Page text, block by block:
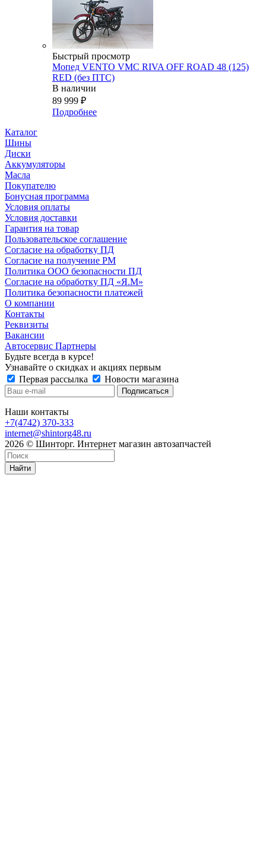
Быстрый просмотр
Мопед VENTO VMC RIVA OFF ROAD 48 (125)
RED (без ПТС)
В наличии
89 999 ₽
Подробнее
Каталог
Шины
Диски
Аккумуляторы
Масла
Покупателю
Бонусная программа
Условия оплаты
Условия доставки
Гарантия на товар
Пользовательское соглашение
Согласие на обработку ПД
Согласие на получение РМ
Политика ООО безопасности ПД
Согласие на обработку ПД «Я.М»
Политика безопасности платежей
О компании
Контакты
Реквизиты
Вакансии
Автосервис Партнеры
Будьте всегда в курсе!
Узнавайте о скидках и акциях первым
Первая рассылка
Новости магазина
Наши контакты
+7(4742) 370-333
internet@shintorg48.ru
2026 © Шинторг. Интернет магазин автозапчастей
Найти